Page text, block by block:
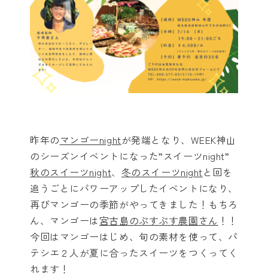
昨年のマンゴーnightが発端となり、WEEK神山
のシーズンイベントになった”スイーツnight”
秋のスイーツnight、 冬のスイーツnightと回を
追うごとにパワーアップしたイベントになり、
再びマンゴーの季節がやってきました！もちろ
ん、マンゴーは宮古島のぷすぷす農園さん ！！
今回はマンゴーはじめ、旬の素材を使って、パ
テシエ２人が夏に合ったスイーツをつくってく
れます！